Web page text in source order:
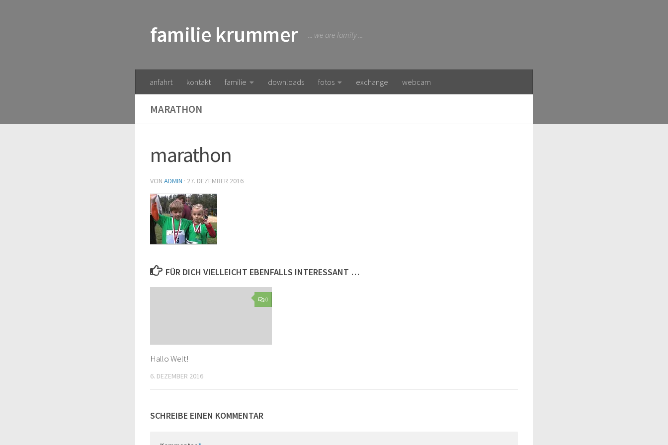
familie krummer ... we are family ...
anfahrt kontakt familie downloads fotos exchange webcam
MARATHON
marathon
VON ADMIN · 27. DEZEMBER 2016
FÜR DICH VIELLEICHT EBENFALLS INTERESSANT …
0
Hallo Welt!
6. DEZEMBER 2016
SCHREIBE EINEN KOMMENTAR